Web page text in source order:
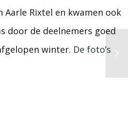
Aarle Rixtel en kwamen ook
door de deelnemers goed
winter. De foto’s